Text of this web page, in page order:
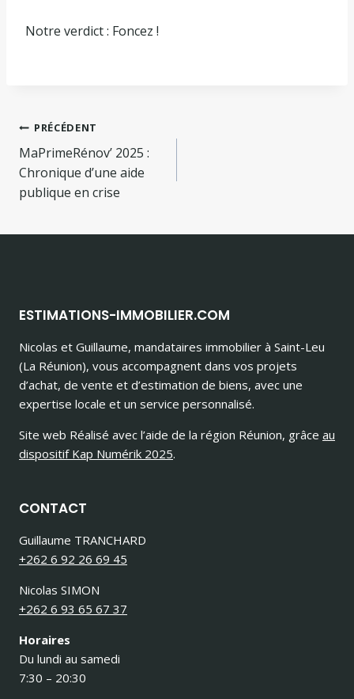
Notre verdict : Foncez !
Navigation
de
l’article
PRÉCÉDENT
MaPrimeRénov’ 2025 :
Chronique d’une aide
publique en crise
ESTIMATIONS-IMMOBILIER.COM
Nicolas et Guillaume, mandataires immobilier à Saint-Leu
(La Réunion), vous accompagnent dans vos projets
d’achat, de vente et d’estimation de biens, avec une
expertise locale et un service personnalisé.
Site web Réalisé avec l’aide de la région Réunion, grâce au
dispositif Kap Numérik 2025.
CONTACT
Guillaume TRANCHARD
+262 6 92 26 69 45
Nicolas SIMON
+262 6 93 65 67 37
Horaires
Du lundi au samedi
7:30 – 20:30